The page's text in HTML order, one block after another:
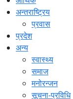
अन्तराष्ट्रिय
प्रवास
प्रदेश
अन्य
स्वास्थ्य
समाज
मनोरन्जन
सूचना-प्रविधि